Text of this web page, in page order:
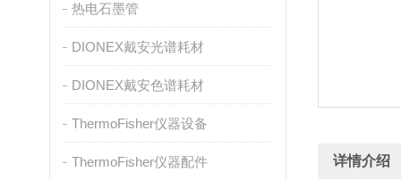
热电石墨管
DIONEX戴安光谱耗材
DIONEX戴安色谱耗材
ThermoFisher仪器设备
ThermoFisher仪器配件 详情介绍